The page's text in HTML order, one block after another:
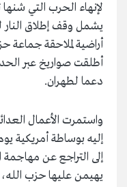
يشمل وقف إطلاق النار
أراضية لملاحقة جماعة
أطلقت صواريخ عبر
دعما لطهران.
واستمرت الأعمال
إليه بوساطة أمريكية
إلى التراجع عن مهاجمة
يهيمن عليها حزب